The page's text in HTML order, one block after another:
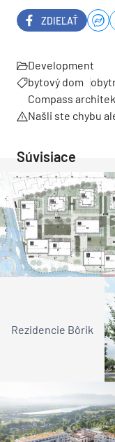
ZDIEĽAŤ
Development
bytový dom
Compass
Našli ste chybu
Súvisiace
Rezidencie Bôrik